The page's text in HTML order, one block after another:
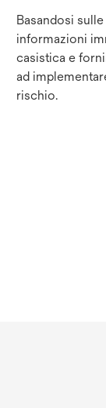
Basandosi
informazioni
casistica e
ad
rischio.